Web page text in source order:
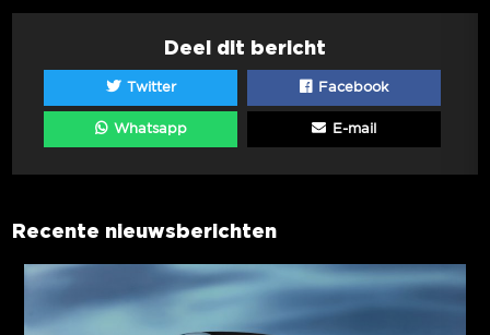
Deel dit bericht
Twitter Facebook
Whatsapp E-mail
Recente nieuwsberichten